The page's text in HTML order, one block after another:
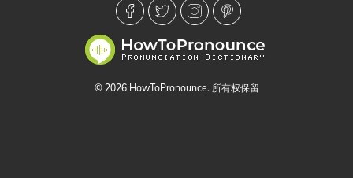
© 2026 HowToPronounce. 所有权保留